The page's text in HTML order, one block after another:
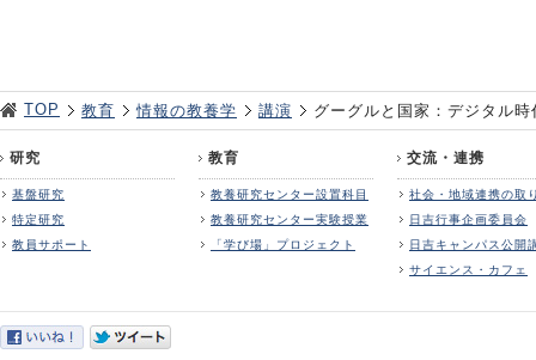
TOP 教育 情報の教養学 講演 グーグルと国家：デジタル
研究
基盤研究
特定研究
教員サポート
教育
教養研究センター設置科目
教養研究センター実験授業
「学び場」プロジェクト
交流・連携
社会・地域連携の取
日吉行事企画委員会
日吉キャンパス公開
サイエンス・カフェ